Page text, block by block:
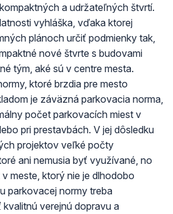
a udržateľných štvrtí.
vyhláška, vďaka ktorej
plánoch určiť podmienky tak,
nové štvrte s budovami
tým, aké sú v centre mesta.
ktoré brzdia pre mesto
je záväzná parkovacia norma,
počet parkovacích miest v
pri prestavbách. V jej dôsledku
projektov veľké počty
ani nemusia byť využívané, no
meste, ktorý nie je dlhodobo
parkovacej normy treba
verejnú dopravu a